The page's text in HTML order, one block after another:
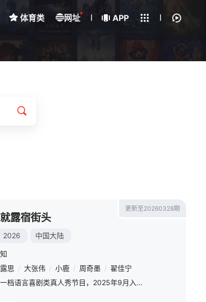
体育类 网址
+
APP
下载客户端
我的观影记录
更新至20260328期
露宿街头
2026 中国大陆
思 / 大张伟 / 小鹿 / 周奇墨 / 翟佳宁
是一档语言喜剧类真人秀节目，2025年9月入选2026优酷年度片单。节目以艺人真实诉求与行业生态为创作基础